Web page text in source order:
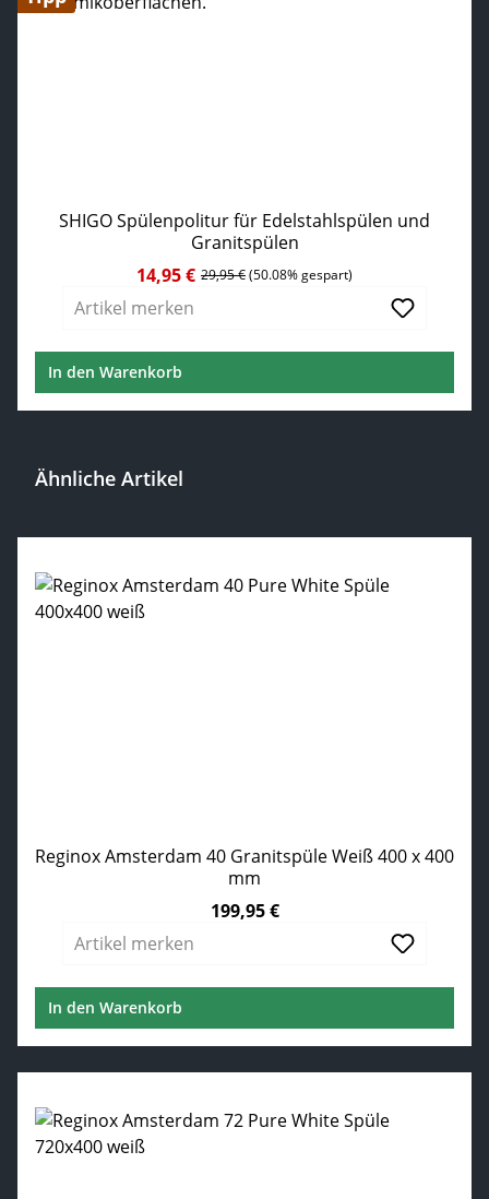
SHIGO Spülenpolitur für Edelstahlspülen und
Granitspülen
Verkaufspreis:14,95 € Regulärer Preis:
29,95 €(50.08% gespart)
Artikel merken
In den Warenkorb
Ähnliche Artikel
Reginox Amsterdam 40 Granitspüle Weiß 400 x 400
mm
199,95 €
Artikel merken
In den Warenkorb